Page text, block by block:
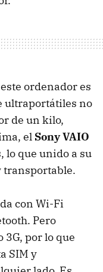
ordenador es
ultraportátiles no
de un kilo,
el SonyVAIO
lo que unido a su
transportable.
con Wi-Fi
Pero
3G, por lo que
SIM y